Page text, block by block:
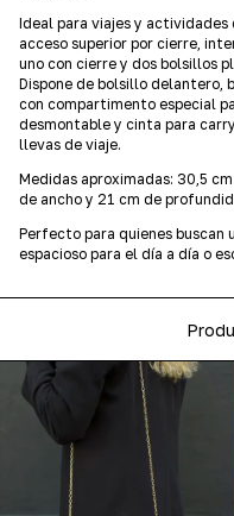
Ideal para viajes y
acceso superior por cierre,
uno con cierre y dos bolsillos
Dispone de bolsillo delantero,
con compartimento especial
desmontable y cinta para
llevas de viaje.
Medidas aproximadas: 30,5
de ancho y 21 cm de
Perfecto para quienes buscan
espacioso para el día a día o